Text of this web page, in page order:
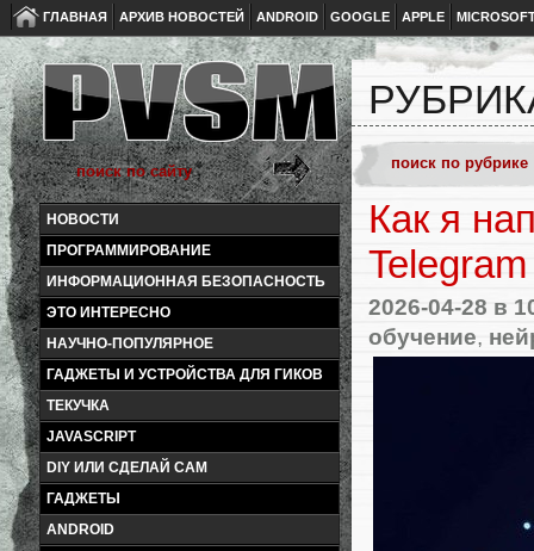
ГЛАВНАЯ АРХИВ НОВОСТЕЙ ANDROID GOOGLE APPLE
НОВОСТИ
ПРОГРАММИРОВАНИЕ
ИНФОРМАЦИОННАЯ БЕЗОПАСНОСТЬ
ЭТО ИНТЕРЕСНО
НАУЧНО-ПОПУЛЯРНОЕ
ГАДЖЕТЫ И УСТРОЙСТВА ДЛЯ ГИКОВ
ТЕКУЧКА
JAVASCRIPT
DIY ИЛИ СДЕЛАЙ САМ
ГАДЖЕТЫ
ANDROID
Как я
2026-04-28 в
обучение,